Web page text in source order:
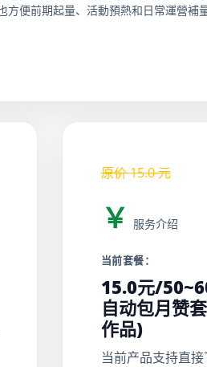
便前期起量、活動預熱和日常運營補
原价15.0元
￥ 服务介绍
当前套餐：
15.0元/
自动包月赞
作品)
当前产品支持直